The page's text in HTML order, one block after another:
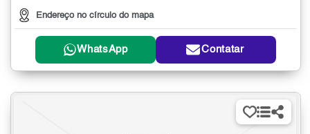
Endereço no círculo do mapa
WhatsApp Contatar